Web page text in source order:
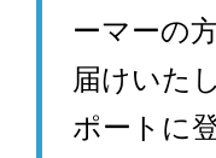
ーマーの
届けいた
ポートに